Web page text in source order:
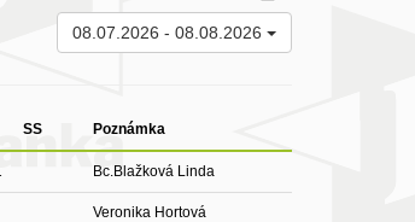
08.07.2026 - 08.08.2026
SS Poznámka
Bc.Blažková Linda
Veronika Hortová